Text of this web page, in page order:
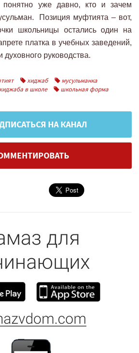
уже давно, кто и зачем
Позиция муфтията – вот,
школьницы остались один на
платка в учебных заведений,
руководства.
хиджаб
мусульманка
в школе школьная форма
НА КАНАЛ